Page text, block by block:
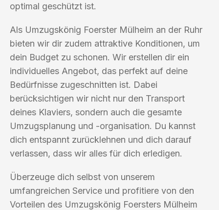
optimal geschützt ist.
Als Umzugskönig Foerster Mülheim an der Ruhr
bieten wir dir zudem attraktive Konditionen, um
dein Budget zu schonen. Wir erstellen dir ein
individuelles Angebot, das perfekt auf deine
Bedürfnisse zugeschnitten ist. Dabei
berücksichtigen wir nicht nur den Transport
deines Klaviers, sondern auch die gesamte
Umzugsplanung und -organisation. Du kannst
dich entspannt zurücklehnen und dich darauf
verlassen, dass wir alles für dich erledigen.
Überzeuge dich selbst von unserem
umfangreichen Service und profitiere von den
Vorteilen des Umzugskönig Foersters Mülheim